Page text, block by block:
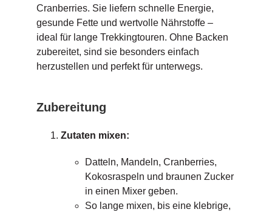
Cranberries. Sie liefern schnelle Energie,
gesunde Fette und wertvolle Nährstoffe –
ideal für lange Trekkingtouren. Ohne Backen
zubereitet, sind sie besonders einfach
herzustellen und perfekt für unterwegs.
Zubereitung
Zutaten mixen:
Datteln, Mandeln, Cranberries,
Kokosraspeln und braunen Zucker
in einen Mixer geben.
So lange mixen, bis eine klebrige,